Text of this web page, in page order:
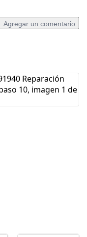
Agregar un comentario